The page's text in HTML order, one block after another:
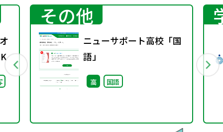
その他
ニューサポート高校「国
語」
高 国語